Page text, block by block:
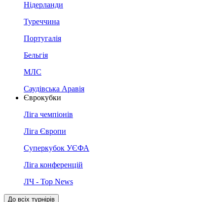
Нідерланди
Туреччина
Португалія
Бельгія
МЛС
Саудівська Аравія
Єврокубки
Ліга чемпіонів
Ліга Європи
Суперкубок УЄФА
Ліга конференцій
ЛЧ - Top News
До всіх турнірів